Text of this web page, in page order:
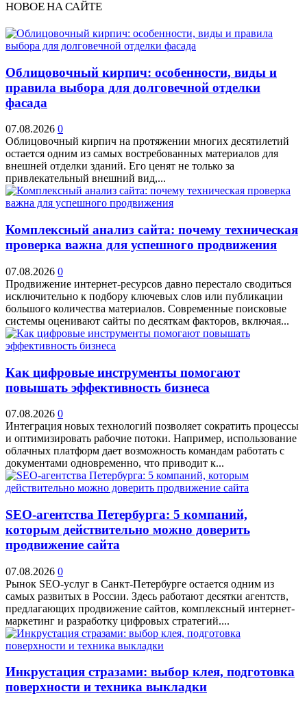
НОВОЕ НА САЙТЕ
Облицовочный кирпич: особенности, виды и
правила выбора для долговечной отделки
фасада
07.08.2026 0
Облицовочный кирпич на протяжении многих десятилетий
остается одним из самых востребованных материалов для
внешней отделки зданий. Его ценят не только за
привлекательный внешний вид,...
Комплексный анализ сайта: почему техническая
проверка важна для успешного продвижения
07.08.2026 0
Продвижение интернет-ресурсов давно перестало сводиться
исключительно к подбору ключевых слов или публикации
большого количества материалов. Современные поисковые
системы оценивают сайты по десяткам факторов, включая...
Как цифровые инструменты помогают
повышать эффективность бизнеса
07.08.2026 0
Интеграция новых технологий позволяет сократить процессы
и оптимизировать рабочие потоки. Например, использование
облачных платформ дает возможность командам работать с
документами одновременно, что приводит к...
SEO-агентства Петербурга: 5 компаний,
которым действительно можно доверить
продвижение сайта
07.08.2026 0
Рынок SEO-услуг в Санкт-Петербурге остается одним из
самых развитых в России. Здесь работают десятки агентств,
предлагающих продвижение сайтов, комплексный интернет-
маркетинг и разработку цифровых стратегий....
Инкрустация стразами: выбор клея, подготовка
поверхности и техника выкладки